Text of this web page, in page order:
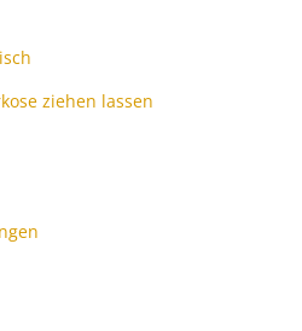
ziehen lassen